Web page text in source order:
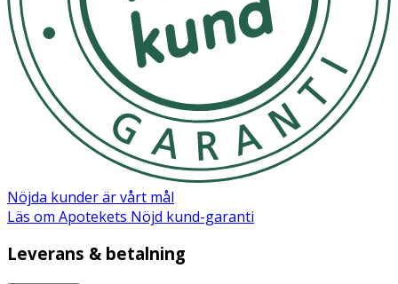
Nöjda kunder är vårt mål
Läs om Apotekets Nöjd kund-garanti
Leverans & betalning